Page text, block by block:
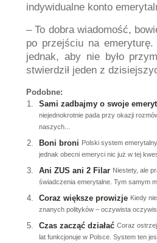
indywidualne konto
– To dobra wiadomość,
po przejściu na emeryturę.
jednak, aby nie było
stwierdził jeden z
Podobne:
Sami zadbajmy o swoje
niejednokrotnie pada przy okazji
naszych...
Boni broni Polski system
jednak obecni emeryci nic już w tej
Ani ZUS ani 2 Filar Niestety, ale
świadczenia emerytalne. Tym samym
Coraz większe prowizje Kiedy
znanych polityków – oczywista
Czas zacząć działać Coraz
lat funkcjonuje w Polsce. System ten